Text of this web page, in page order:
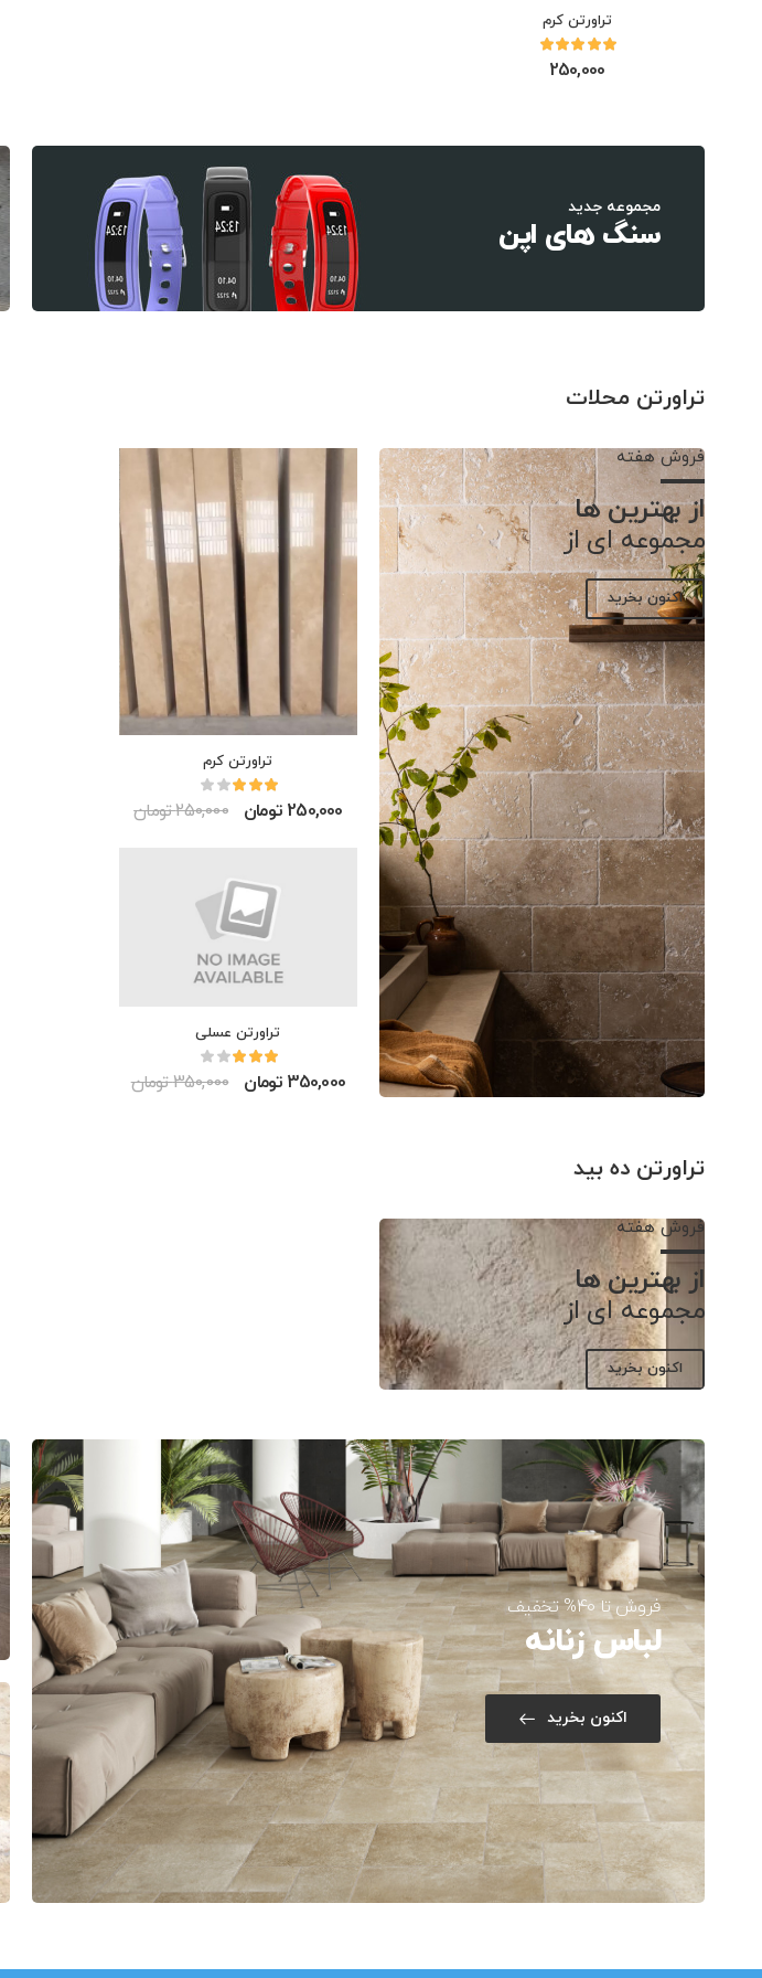
تراورتن کرم
250,000
مجموعه جدید
سنگ های اپن
تراورتن محلات
فروش هفته
از بهترین ها
مجموعه ای از
اکنون بخرید
تراورتن کرم
250,000 تومان 250,000 تومان
تراورتن عسلی
350,000 تومان 350,000 تومان
تراورتن ده بید
فروش هفته
از بهترین ها
مجموعه ای از
اکنون بخرید
فروش تا 40% تخفیف
لباس زنانه
اکنون بخرید